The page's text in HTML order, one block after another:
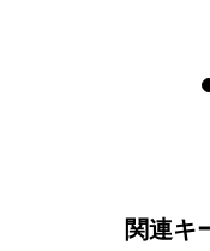
関連キ